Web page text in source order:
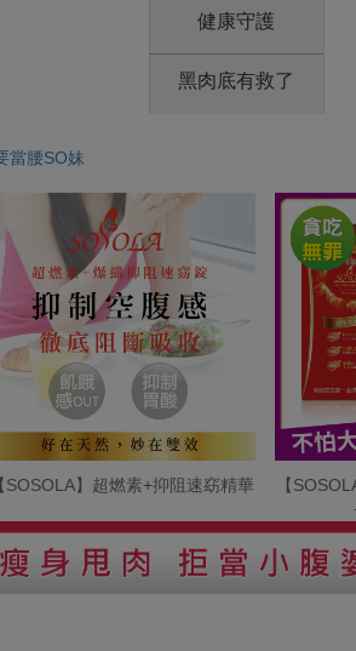
健康守護
黑肉底有救了
當腰SO妹
【SOSOLA】超燃素+抑阻速窈精華
【